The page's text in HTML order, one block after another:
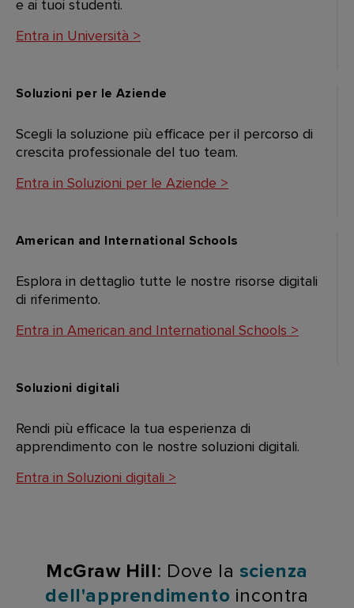
e ai tuoi studenti.
Entra in Università >
Soluzioni per le Aziende
Scegli la soluzione più efficace per il percorso di
crescita professionale del tuo team.
Entra in Soluzioni per le Aziende >
American and International Schools
Esplora in dettaglio tutte le nostre risorse digitali
di riferimento.
Entra in American and International Schools >
Soluzioni digitali
Rendi più efficace la tua esperienza di
apprendimento con le nostre soluzioni digitali.
Entra in Soluzioni digitali >
McGraw Hill: Dove la scienza
dell'apprendimento incontra